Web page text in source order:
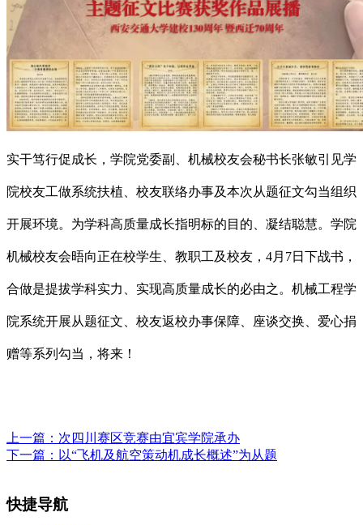
实干笃行促成长，学院党委副、机械校友会秘书长张敏引见学
院校友工做系统扶植、校友联络办事及本次从题征文勾当组织
开展环境。为学科高质量成长指明标的目的、凝结聪慧。学院
机械校友会晤向正在校学生、教职工及校友，4月7日下战书，
合做是提拔学科实力、实现高质量成长的必由之。机械工程学
院系统开展从题征文、校友返校办事保障、座谈交换、爱心捐
赠等系列勾当，将来！
上一篇： 次四川赛区竞赛由宜宾学院承办
下一篇： 以“飞机及航空策动机成长概述”为从题
快捷导航